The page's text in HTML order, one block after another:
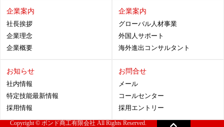
企業案内
社長挨拶
企業理念
企業概要
企業案内
グローバル人材事業
外国人サポート
海外進出コンサルタント
お知らせ
社内情報
特定技能最新情報
採用情報
お問合せ
メール
コールセンター
採用エントリー
Copyright © ​ボンド商工有限会社 All Rights Reserved.